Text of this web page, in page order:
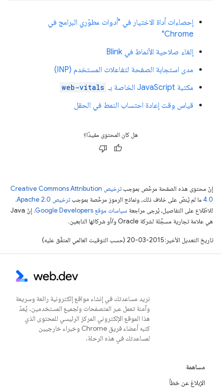
إحصاءات أداة الاختيار في "أدوات مطوّري البرامج في
Chrome"
إلغاء صلاحية الأنماط في Blink
مدى استجابة الصفحة لتفاعلات المستخدم (INP)
مكتبة JavaScript الخاصة بـ
web-vitals
قياس وقت إعادة احتساب النمط في الحقل
هل كان المحتوى مفيدًا؟
إنّ محتوى هذه الصفحة مرخّص بموجب
ترخيص Creative Commons Attribution
4.0‏ ما لم يُنصّ على خلاف ذلك، ونماذج الرموز مرخّصة بموجبترخيص Apache 2.0‏
.
للاطّلاع على التفاصيل، يُرجى مراجعة سياسات موقع Google Developers‏
. إنّ Java
هي علامة تجارية مسجَّلة لشركة Oracle و/أو شركائها التابعين.
تاريخ التعديل الأخير: 2015-03-20 (حسب التوقيت العالمي المتفَّق عليه)
نريد مساعدتك في إنشاء مواقع إلكترونية رائعة وسريعة
وآمنة تعمل عبر المتصفحات ولجميع المستخدمين. يُعدّ
هذا الموقع الإلكتروني المركز الرئيسي للمحتوى الذي
كتبه أعضاء فريق Chrome وخبراء خارجيين
لمساعدتك في هذه الرحلة.
مساهمة
الإبلاغ عن خطأ